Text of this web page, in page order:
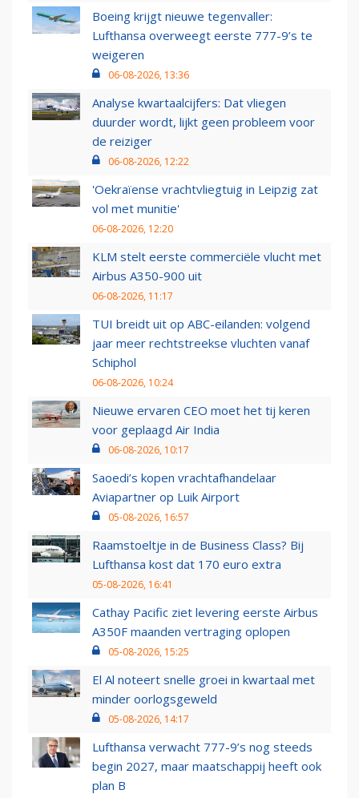
Boeing krijgt nieuwe tegenvaller:
Lufthansa overweegt eerste 777-9’s te
weigeren
06-08-2026, 13:36
Analyse kwartaalcijfers: Dat vliegen
duurder wordt, lijkt geen probleem voor
de reiziger
06-08-2026, 12:22
'Oekraïense vrachtvliegtuig in Leipzig zat
vol met munitie'
06-08-2026, 12:20
KLM stelt eerste commerciële vlucht met
Airbus A350-900 uit
06-08-2026, 11:17
TUI breidt uit op ABC-eilanden: volgend
jaar meer rechtstreekse vluchten vanaf
Schiphol
06-08-2026, 10:24
Nieuwe ervaren CEO moet het tij keren
voor geplaagd Air India
06-08-2026, 10:17
Saoedi’s kopen vrachtafhandelaar
Aviapartner op Luik Airport
05-08-2026, 16:57
Raamstoeltje in de Business Class? Bij
Lufthansa kost dat 170 euro extra
05-08-2026, 16:41
Cathay Pacific ziet levering eerste Airbus
A350F maanden vertraging oplopen
05-08-2026, 15:25
El Al noteert snelle groei in kwartaal met
minder oorlogsgeweld
05-08-2026, 14:17
Lufthansa verwacht 777-9’s nog steeds
begin 2027, maar maatschappij heeft ook
plan B